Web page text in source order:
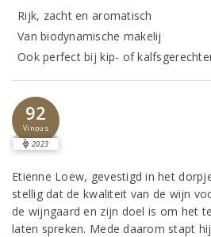
Rijk, zacht en aromatisch
Van biodynamische makelij
Ook perfect bij kip- of
92
Vinous
2023
Etienne Loew, gevestigd in het
stellig dat de kwaliteit van de wijn
de wijngaard en zijn doel is om het
laten spreken. Mede daarom stapt